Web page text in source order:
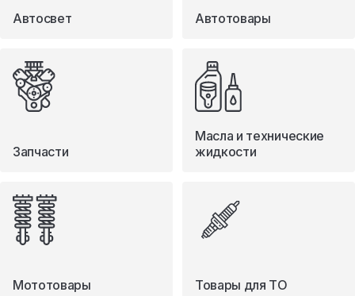
Автосвет Автотовары
Запчасти
Масла и технические
жидкости
Мототовары Товары для ТО